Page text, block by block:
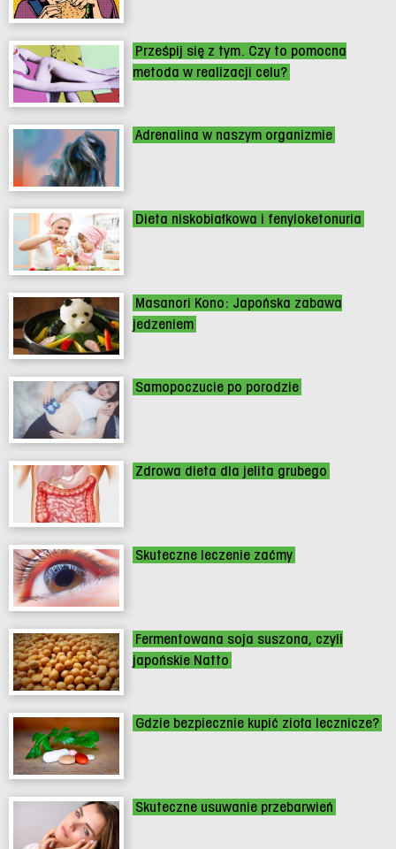
Prześpij się z tym. Czy to pomocna
metoda w realizacji celu?
Adrenalina w naszym organizmie
Dieta niskobiałkowa i fenyloketonuria
Masanori Kono: Japońska zabawa
jedzeniem
Samopoczucie po porodzie
Zdrowa dieta dla jelita grubego
Skuteczne leczenie zaćmy
Fermentowana soja suszona, czyli
japońskie Natto
Gdzie bezpiecznie kupić zioła lecznicze?
Skuteczne usuwanie przebarwień